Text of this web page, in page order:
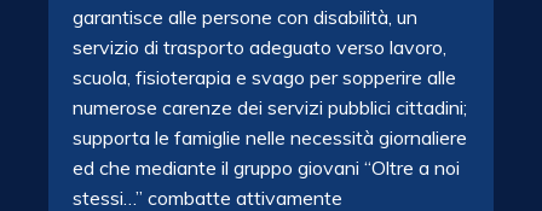
garantisce alle persone con disabilità, un
servizio di trasporto adeguato verso lavoro,
scuola, fisioterapia e svago per sopperire alle
numerose carenze dei servizi pubblici cittadini;
supporta le famiglie nelle necessità giornaliere
ed che mediante il gruppo giovani “Oltre a noi
stessi…” combatte attivamente